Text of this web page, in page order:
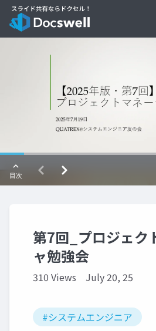
第7回_プロジェク
ャ勉強会
310 Views July 20, 25
#システムエンジニア